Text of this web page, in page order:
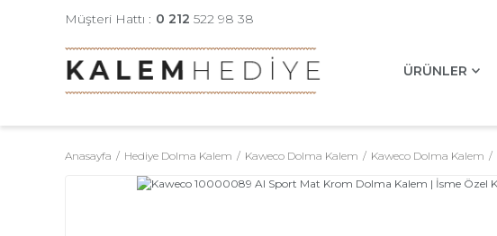
Müşteri Hattı : 0 212 522 98 38
ÜRÜNLER
Anasayfa Hediye Dolma Kalem Kaweco Dolma Kalem Kaweco Dolma Kalem